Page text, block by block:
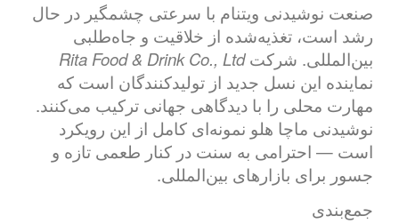
صنعت نوشیدنی ویتنام با سرعتی چشمگیر در حال
رشد است، تغذیه‌شده از خلاقیت و جاه‌طلبی
بین‌المللی. شرکتRita Food & Drink Co., Ltd
نماینده این نسل جدید از تولیدکنندگان است که
مهارت محلی را با دیدگاهی جهانی ترکیب می‌کنند.
نوشیدنی ماچا هلو نمونه‌ای کامل از این رویکرد
است — احترامی به سنت در کنار طعمی تازه و
جسور برای بازارهای بین‌المللی.
جمع‌بندی